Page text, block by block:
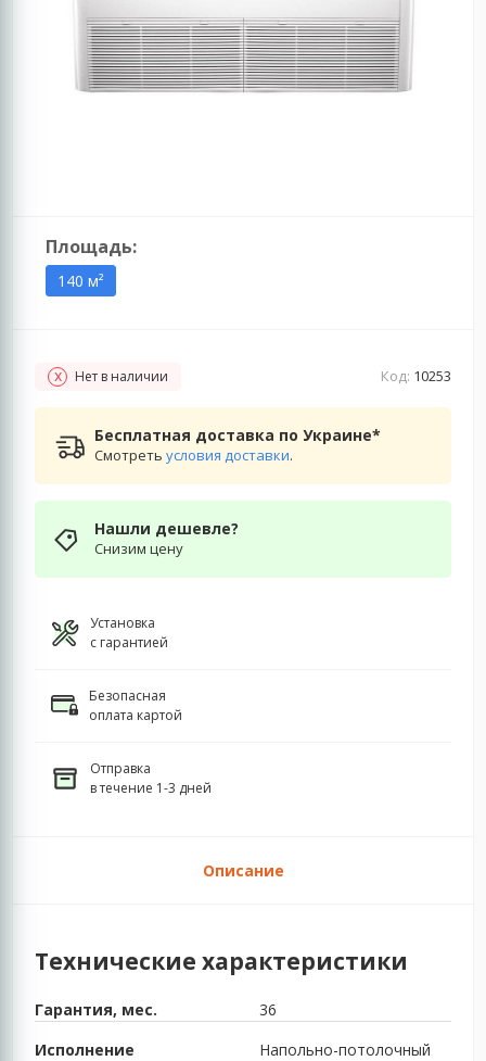
Площадь:
140 м²
Нет в наличии Код: 10253
Бесплатная доставка по Украине*
Смотретьусловия доставки.
Нашли дешевле?
Снизим цену
Установка
с гарантией
Безопасная
оплата картой
Отправка
в течение 1-3 дней
Описание
Технические характеристики
Гарантия, мес.
36
Исполнение
Напольно-потолочный